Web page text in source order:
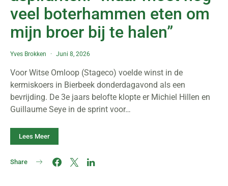
veel boterhammen eten om
mijn broer bij te halen”
Yves Brokken Juni 8, 2026
Voor Witse Omloop (Stageco) voelde winst in de
kermiskoers in Bierbeek donderdagavond als een
bevrijding. De 3e jaars belofte klopte er Michiel Hillen en
Guillaume Seye in de sprint voor…
Lees Meer
Share